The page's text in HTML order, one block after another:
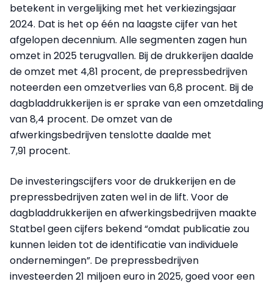
betekent in vergelijking met het verkiezingsjaar
2024. Dat is het op één na laagste cijfer van het
afgelopen decennium. Alle segmenten zagen hun
omzet in 2025 terugvallen. Bij de drukkerijen daalde
de omzet met 4,81 procent, de prepressbedrijven
noteerden een omzetverlies van 6,8 procent. Bij de
dagbladdrukkerijen is er sprake van een omzetdaling
van 8,4 procent. De omzet van de
afwerkingsbedrijven tenslotte daalde met
7,91 procent.
De investeringscijfers voor de drukkerijen en de
prepressbedrijven zaten wel in de lift. Voor de
dagbladdrukkerijen en afwerkingsbedrijven maakte
Statbel geen cijfers bekend “omdat publicatie zou
kunnen leiden tot de identificatie van individuele
ondernemingen”. De prepressbedrijven
investeerden 21 miljoen euro in 2025, goed voor een